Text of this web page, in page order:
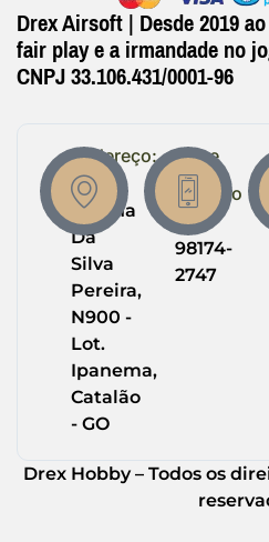
Drex Airsoft | Desde 2019
fair play e a irmandade no
CNPJ 33.106.431/0001-96
Endereço:
R.
Helena
Da
Silva
Pereira,
N900 -
Lot.
Ipanema,
Catalão
- GO
Entre
em
Contato
(64)
98174-
2747
Drex Hobby – Todos os